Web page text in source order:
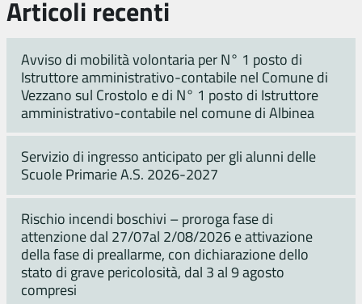
Articoli recenti
Avviso di mobilità volontaria per N° 1 posto di
Istruttore amministrativo-contabile nel Comune di
Vezzano sul Crostolo e di N° 1 posto di Istruttore
amministrativo-contabile nel comune di Albinea
Servizio di ingresso anticipato per gli alunni delle
Scuole Primarie A.S. 2026-2027
Rischio incendi boschivi – proroga fase di
attenzione dal 27/07al 2/08/2026 e attivazione
della fase di preallarme, con dichiarazione dello
stato di grave pericolosità, dal 3 al 9 agosto
compresi